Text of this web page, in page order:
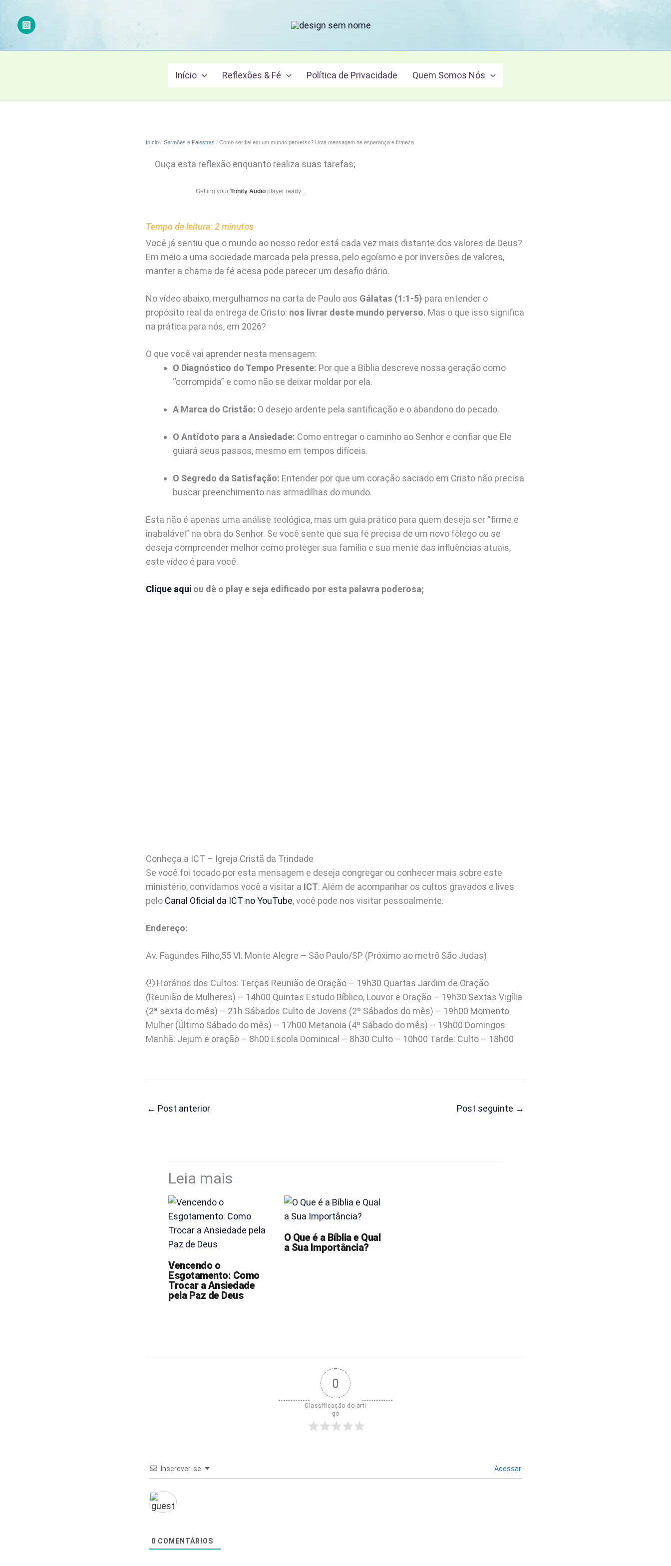
conteúdo
Início Reflexões & Fé Política de Privacidade Quem Somos Nós
Início Sermões e Palestras Como ser fiel em um mundo perverso? Uma mensagem de esperança e firmeza
Ouça esta reflexão enquanto realiza suas tarefas;
Getting your Trinity Audio player ready...
Tempo de leitura: 2minutos
Você já sentiu que o mundo ao nosso redor está cada vez mais distante dos valores de Deus?
Em meio a uma sociedade marcada pela pressa, pelo egoísmo e por inversões de valores,
manter a chama da fé acesa pode parecer um desafio diário.
No vídeo abaixo, mergulhamos na carta de Paulo aos Gálatas (1:1-5) para entender o
propósito real da entrega de Cristo: nos livrar deste mundo perverso. Mas o que isso significa
na prática para nós, em 2026?
O que você vai aprender nesta mensagem:
O Diagnóstico do Tempo Presente: Por que a Bíblia descreve nossa geração como
“corrompida” e como não se deixar moldar por ela.
A Marca do Cristão: O desejo ardente pela santificação e o abandono do pecado.
O Antídoto para a Ansiedade: Como entregar o caminho ao Senhor e confiar que Ele
guiará seus passos, mesmo em tempos difíceis.
O Segredo da Satisfação: Entender por que um coração saciado em Cristo não precisa
buscar preenchimento nas armadilhas do mundo.
Esta não é apenas uma análise teológica, mas um guia prático para quem deseja ser “firme e
inabalável” na obra do Senhor. Se você sente que sua fé precisa de um novo fôlego ou se
deseja compreender melhor como proteger sua família e sua mente das influências atuais,
este vídeo é para você.
Clique aqui ou dê o play e seja edificado por esta palavra poderosa;
Conheça a ICT – Igreja Cristã da Trindade
Se você foi tocado por esta mensagem e deseja congregar ou conhecer mais sobre este
ministério, convidamos você a visitar a ICT. Além de acompanhar os cultos gravados e lives
pelo Canal Oficial da ICT no YouTube, você pode nos visitar pessoalmente.
Endereço:
Av. Fagundes Filho,55 Vl. Monte Alegre – São Paulo/SP (Próximo ao metrô São Judas)
🕗 Horários dos Cultos: Terças Reunião de Oração – 19h30 Quartas Jardim de Oração
(Reunião de Mulheres) – 14h00 Quintas Estudo Bíblico, Louvor e Oração – 19h30 Sextas Vigília
(2ª sexta do mês) – 21h Sábados Culto de Jovens (2º Sábados do mês) – 19h00 Momento
Mulher (Último Sábado do mês) – 17h00 Metanoia (4º Sábado do mês) – 19h00 Domingos
Manhã: Jejum e oração – 8h00 Escola Dominical – 8h30 Culto – 10h00 Tarde: Culto – 18h00
← Post anterior Post seguinte →
Leia mais
Vencendo o
Esgotamento: Como
Trocar a Ansiedade
pela Paz de Deus
O Que é a Bíblia e Qual
a Sua Importância?
0
Classificação do arti
go
Inscrever-se Acessar
0 COMENTÁRIOS